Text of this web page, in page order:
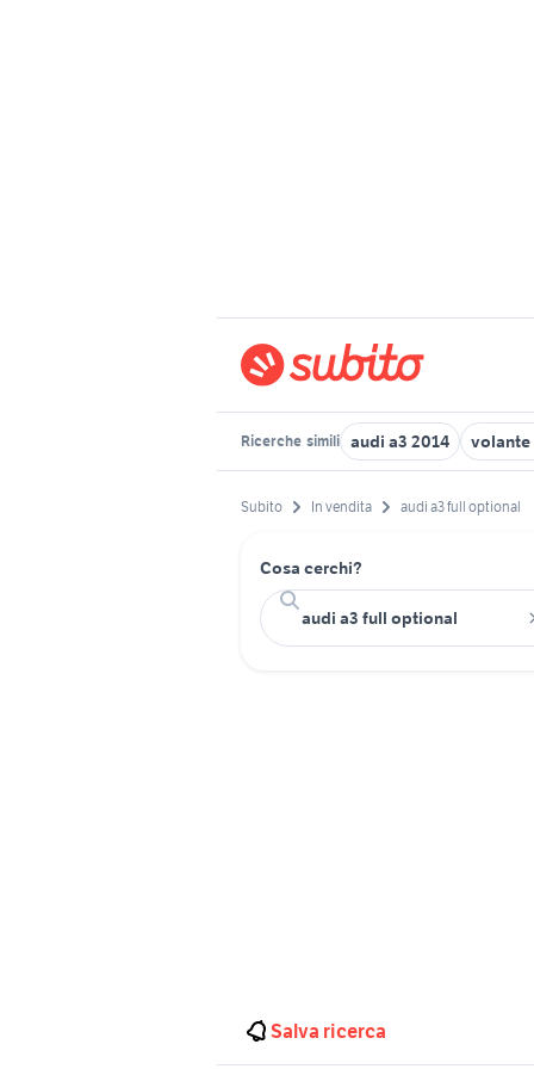
Ricerche simili audi a3 2014 volante
Subito In vendita audi a3 full optional
Cosa cerchi?
Salva ricerca